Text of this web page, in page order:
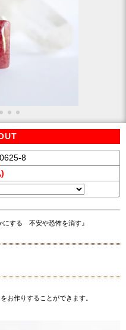
8
する 不安や恐怖を消す』
をお作りすることができます。